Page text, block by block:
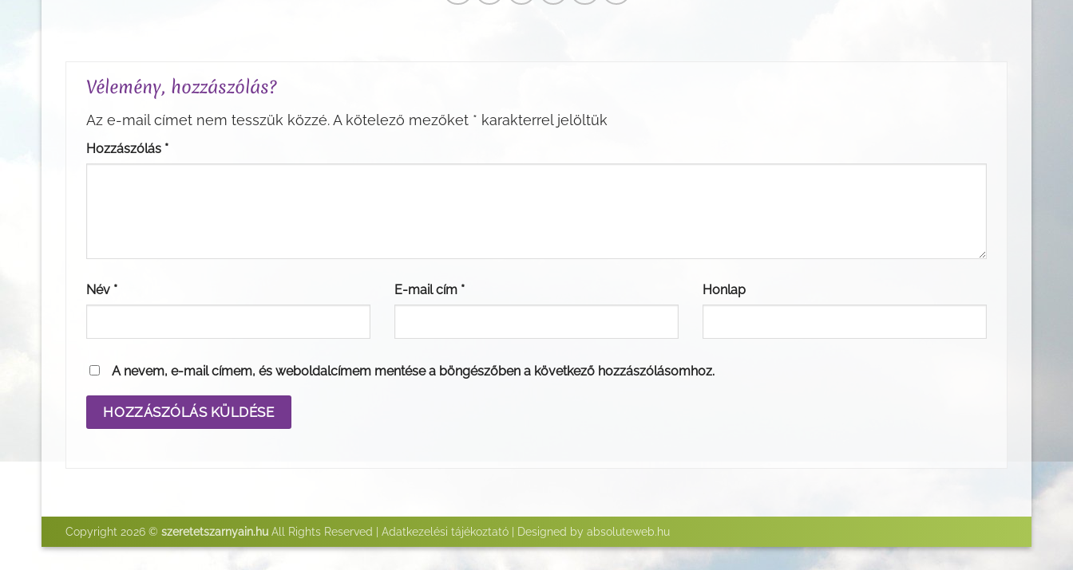
Vélemény, hozzászólás?
Az e-mail címet nem tesszük közzé.A kötelező mezőket * karakterrel jelöltük
Hozzászólás *
Név * E-mail cím * Honlap
A nevem, e-mail címem, és weboldalcímem mentése a böngészőben a következő hozzászólásomhoz.
Copyright 2026 © szeretetszarnyain.hu All Rights Reserved | Adatkezelési tájékoztató | Designed by absoluteweb.hu